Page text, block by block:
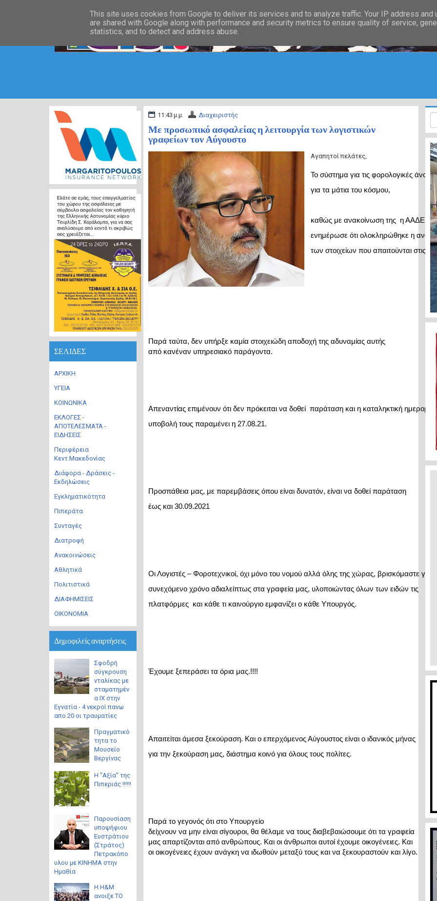
11:43 μ.μ. Διαχειριστής
Με προσωπικό ασφαλείας η λειτουργία των λογιστικών
γραφείων τον Αύγουστο
Αγαπητοί πελάτες,
Το σύστημα για τις φορολογικές
για τα μάτια του κόσμου,
καθώς με ανακοίνωση της  η ΑΑΔΕ
ενημέρωσε ότι ολοκληρώθηκε η
των στοιχείων που απαιτούνται στις
Παρά ταύτα, δεν υπήρξε καμία στοιχειώδη αποδοχή της αδυναμίας αυτής
από κανέναν υπηρεσιακό παράγοντα.
Απεναντίας επιμένουν ότι δεν πρόκειται να δοθεί  παράταση και η καταληκτική
υποβολή τους παραμένει η 27.08.21.
Προσπάθεια μας, με παρεμβάσεις όπου είναι δυνατόν, είναι να δοθεί παράταση
έως και 30.09.2021
Οι Λογιστές – Φοροτεχνικοί, όχι μόνο του νομού αλλά όλης της χώρας, βρισκόμαστε για
συνεχόμενο χρόνο αδιαλείπτως στα γραφεία μας, υλοποιώντας όλων των ειδών τις
πλατφόρμες  και κάθε τι καινούργιο εμφανίζει ο κάθε Υπουργός.
Έχουμε ξεπεράσει τα όρια μας.!!!!
Απαιτείται άμεσα ξεκούραση. Και ο επερχόμενος Αύγουστος είναι ο ιδανικός μήνας
για την ξεκούραση μας, διάστημα κοινό για όλους τους πολίτες.
Παρά το γεγονός ότι στο Υπουργείο
δείχνουν να μην είναι σίγουροι, θα θέλαμε να τους διαβεβαιώσουμε ότι τα γραφεία
μας απαρτίζονται από ανθρώπους. Και οι άνθρωποι αυτοί έχουμε οικογένειες. Και
οι οικογένειες έχουν ανάγκη να ιδωθούν μεταξύ τους και να ξεκουραστούν και λίγο.
ΣΕΛΙΔΕΣ
ΑΡΧΙΚΗ
ΥΓΕΙΑ
ΚΟΙΝΩΝΙΚΑ
ΕΚΛΟΓΕΣ -
ΑΠΟΤΕΛΕΣΜΑΤΑ -
ΕΙΔΗΣΕΙΣ
Περιφέρεια
Κεντ.Μακεδονίας
Διάφορα - Δράσεις -
Εκδηλώσεις
Εγκληματικότητα
Πιπεράτα
Συνταγές
Διατροφή
Ανακοινώσεις
Αθλητικά
Πολιτιστικά
ΔΙΑΦΗΜΙΣΕΙΣ
ΟΙΚΟΝΟΜΙΑ
Δημοφιλείς αναρτήσεις
Σφοδρή
σύγκρουση
νταλίκας με
σταματημέν
α ΙΧ στην
Εγνατία - 4 νεκροί πανω
απο 20 οι τραυματίες
Πραγματικό
τητα το
Μουσείο
Βεργίνας
Η "Αξία" της
Πιπεριάς !!!!!!
Παρουσίαση
υποψήφιου
Ευστράτιου
(Στράτος)
Πετρακόπο
υλου με ΚΙΝΗΜΑ στην
Ημαθία
Η H&M
ανοιξε ΤΟ
This site uses cookies from Google to deliver its services and to analyze traffic. Your IP address and
are shared with Google along with performance and security metrics to ensure quality of service,
statistics, and to detect and address abuse.